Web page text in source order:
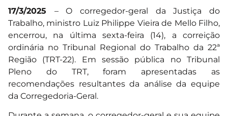
17/3/2025 – O corregedor-geral da Justiça do
Trabalho, ministro Luiz Philippe Vieira de Mello Filho,
encerrou, na última sexta-feira (14), a correição
ordinária no Tribunal Regional do Trabalho da 22ª
Região (TRT-22). Em sessão pública no Tribunal
Pleno do TRT, foram apresentadas as
recomendações resultantes da análise da equipe
da Corregedoria-Geral.